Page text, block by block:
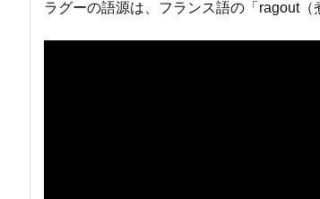
ラグーの語源は、フランス語の「ragout（